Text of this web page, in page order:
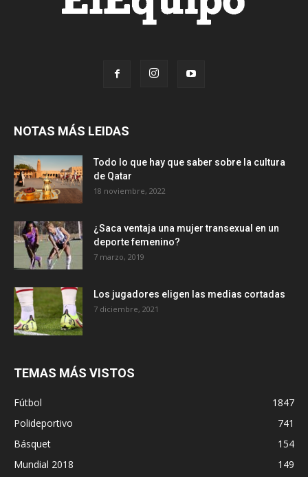
NOTAS MÁS LEIDAS
Todo lo que hay que saber sobre la cultura
de Qatar
18 noviembre, 2022
¿Saca ventaja una mujer transexual en un
deporte femenino?
7 marzo, 2019
Los jugadores eligen las medias cortadas
7 diciembre, 2021
TEMAS MÁS VISTOS
Fútbol
1847
Polideportivo
741
Básquet
154
Mundial 2018
149